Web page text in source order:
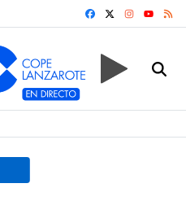
FACEBOOK
YOUTUBE